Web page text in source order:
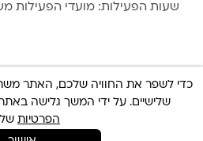
שעות הפעילות: מועדי הפעילות
© כל הזכויות שמורות 2025 Built By
שלישיים. על ידי המשך גלישה
הפרטיותצריכה עזרה ?